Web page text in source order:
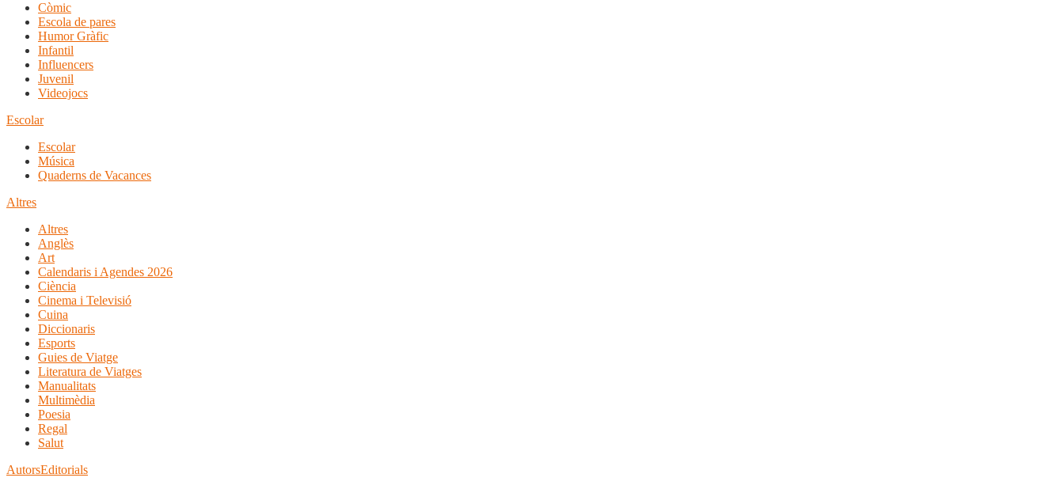
Còmic
Escola de pares
Humor Gràfic
Infantil
Influencers
Juvenil
Videojocs
Escolar
Escolar
Música
Quaderns de Vacances
Altres
Altres
Anglès
Art
Calendaris i Agendes 2026
Ciència
Cinema i Televisió
Cuina
Diccionaris
Esports
Guies de Viatge
Literatura de Viatges
Manualitats
Multimèdia
Poesia
Regal
Salut
AutorsEditorials